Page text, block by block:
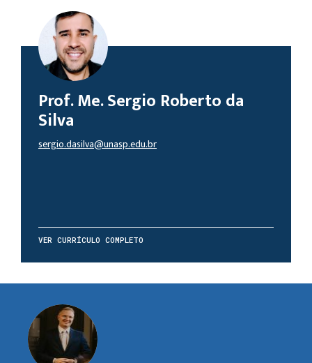
Prof. Me. Sergio Roberto da
Silva
sergio.dasilva@unasp.edu.br
VER CURRÍCULO COMPLETO